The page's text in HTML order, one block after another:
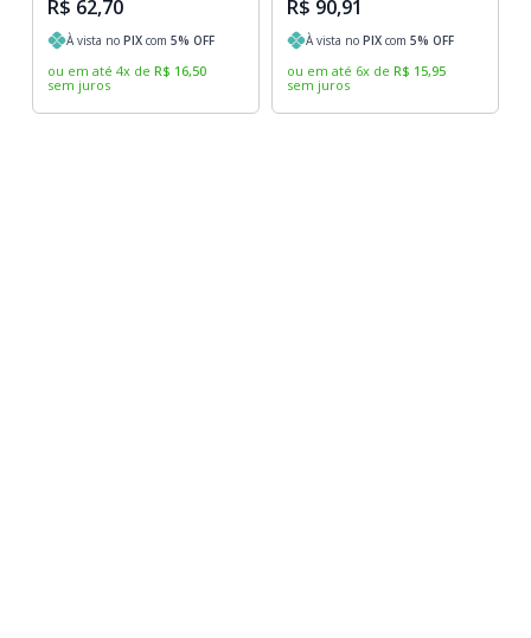
R$ 62,70
À vista noPIX com5% OFF
ou em até 4x de R$ 16,50
sem juros
R$ 90,91
À vista no PIX com 5% OFF
ou em até 6x de R$ 15,95
sem juros